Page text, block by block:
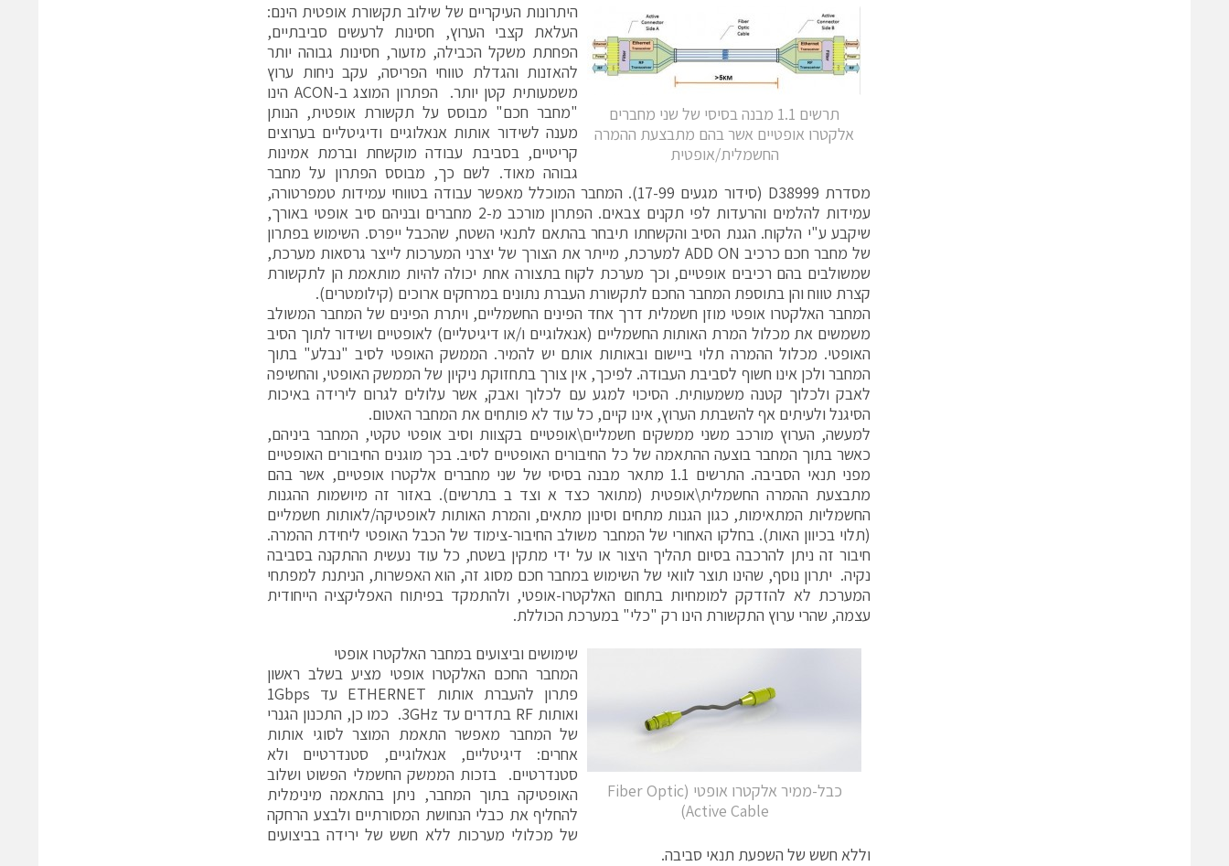
תרשים 1.1 מבנה בסיסי של שני מחברים
אלקטרו אופטיים אשר בהם מתבצעת ההמרה
החשמלית/אופטית
היתרונות העיקריים של שילוב תקשורת אופטית הינם:
העלאת קצבי הערוץ, חסינות לרעשים סביבתיים,
הפחתת משקל הכבילה, מזעור, חסינות גבוהה יותר
להאזנות והגדלת טווחי הפריסה, עקב ניחות ערוץ
משמעותית קטן יותר. הפתרון המוצג ב-ACON הינו
"מחבר חכם" מבוסס על תקשורת אופטית, הנותן
מענה לשידור אותות אנאלוגיים ודיגיטליים בערוצים
קריטיים, בסביבת עבודה מוקשחת וברמת אמינות
גבוהה מאוד. לשם כך, מבוסס הפתרון על מחבר
מסדרת D38999 (סידור מגעים 17-99). המחבר המוכלל מאפשר עבודה בטווחי עמידות טמפרטורה,
עמידות להלמים והרעדות לפי תקנים צבאים. הפתרון מורכב מ-2 מחברים ובניהם סיב אופטי באורך,
שיקבע ע"י הלקוח. הגנת הסיב והקשחתו תיבחר בהתאם לתנאי השטח, שהכבל ייפרס. השימוש בפתרון
של מחבר חכם כרכיב ADD ON למערכת, מייתר את הצורך של יצרני המערכות לייצר גרסאות מערכת,
שמשולבים בהם רכיבים אופטיים, וכך מערכת לקוח בתצורה אחת יכולה להיות מותאמת הן לתקשורת
קצרת טווח והן בתוספת המחבר החכם לתקשורת העברת נתונים במרחקים ארוכים (קילומטרים).
המחבר האלקטרו אופטי מוזן חשמלית דרך אחד הפינים החשמליים, ויתרת הפינים של המחבר המשולב
משמשים את מכלול המרת האותות החשמליים (אנאלוגיים ו/או דיגיטליים) לאופטיים ושידור לתוך הסיב
האופטי. מכלול ההמרה תלוי ביישום ובאותות אותם יש להמיר. הממשק האופטי לסיב "נבלע" בתוך
המחבר ולכן אינו חשוף לסביבת העבודה. לפיכך, אין צורך בתחזוקת ניקיון של הממשק האופטי, והחשיפה
לאבק ולכלוך קטנה משמעותית. הסיכוי למגע עם לכלוך ואבק, אשר עלולים לגרום לירידה באיכות
הסיגנל ולעיתים אף להשבתת הערוץ, אינו קיים, כל עוד לא פותחים את המחבר האטום.
למעשה, הערוץ מורכב משני ממשקים חשמליים\אופטיים בקצוות וסיב אופטי טקטי, המחבר ביניהם,
כאשר בתוך המחבר בוצעה ההתאמה של כל החיבורים האופטיים לסיב. בכך מוגנים החיבורים האופטיים
מפני תנאי הסביבה. התרשים 1.1 מתאר מבנה בסיסי של שני מחברים אלקטרו אופטיים, אשר בהם
מתבצעת ההמרה החשמלית\אופטית (מתואר כצד א וצד ב בתרשים). באזור זה מיושמות ההגנות
החשמליות המתאימות, כגון הגנות מתחים וסינון מתאים, והמרת האותות לאופטיקה/לאותות חשמליים
(תלוי בכיוון האות). בחלקו האחורי של המחבר משולב החיבור-צימוד של הכבל האופטי ליחידת ההמרה.
חיבור זה ניתן להרכבה בסיום תהליך היצור או על ידי מתקין בשטח, כל עוד נעשית ההתקנה בסביבה
נקיה. יתרון נוסף, שהינו תוצר לוואי של השימוש במחבר חכם מסוג זה, הוא האפשרות, הניתנת למפתחי
המערכת לא להזדקק למומחיות בתחום האלקטרו-אופטי, ולהתמקד בפיתוח האפליקציה הייחודית
עצמה, שהרי ערוץ התקשורת הינו רק "כלי" במערכת הכוללת.
כבל-ממיר אלקטרו אופטי (Fiber Optic
Active Cable)
שימושים וביצועים במחבר האלקטרו אופטי
המחבר החכם האלקטרו אופטי מציע בשלב ראשון
פתרון להעברת אותות ETHERNET עד 1Gbps
ואותות RF בתדרים עד 3GHz. כמו כן, התכנון הגנרי
של המחבר מאפשר התאמת המוצר לסוגי אותות
אחרים: דיגיטליים, אנאלוגיים, סטנדרטיים ולא
סטנדרטיים. בזכות הממשק החשמלי הפשוט ושלוב
האופטיקה בתוך המחבר, ניתן בהתאמה מינימלית
להחליף את כבלי הנחושת המסורתיים ולבצע הרחקה
של מכלולי מערכות ללא חשש של ירידה בביצועים
וללא חשש של השפעת תנאי סביבה.